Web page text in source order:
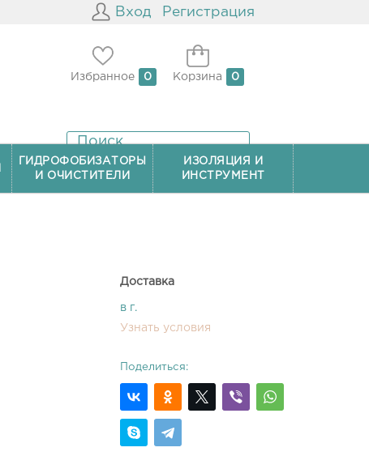
Вход Регистрация
Избранное 0 Корзина 0
ГИДРОФОБИЗАТОРЫ
И ОЧИСТИТЕЛИ
ИЗОЛЯЦИЯ И
ИНСТРУМЕНТ
Доставка
в г.
Узнать условия